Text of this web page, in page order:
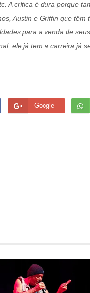
A crítica é dura porque
Austin e Griffin que têm
para a venda de
ele já tem a carreira já
Google